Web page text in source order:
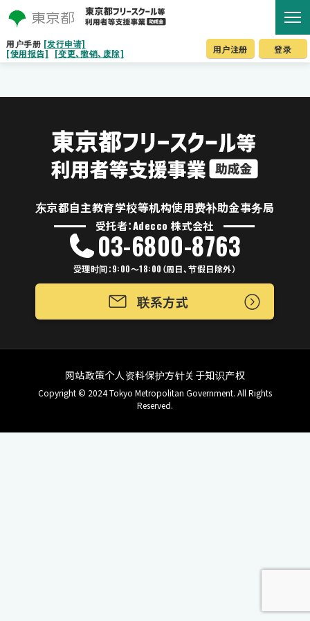
用户手册 [发行申请]
[使用报告]
[变更、撤销、废除] 用户注册 登录
东京都自主教育学校等机构使用费补助金事务局
受托者：Adecco 株式会社
03-6800-8763
受理时间：9:00～18:00（周日、节假日除外）
联系方式
网站政策个人资料保护方针关于知识产权
Copyright © 2024 Tokyo Metropolitan Government. All Rights
Reserved.